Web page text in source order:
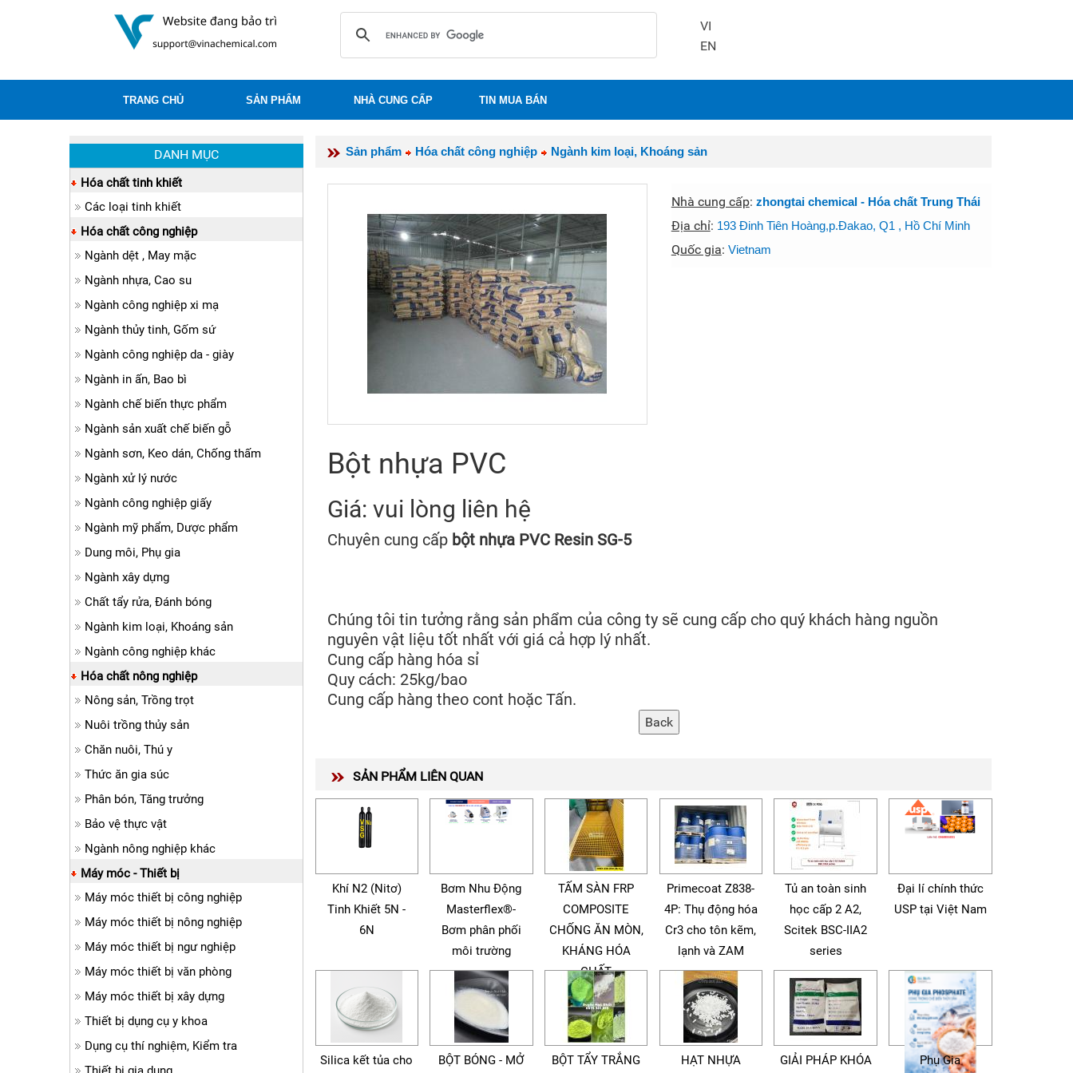
VI
EN
TRANG CHỦ SẢN PHẨM NHÀ CUNG CẤP TIN MUA BÁN
Sản phẩm Hóa chất công nghiệp Ngành kim loại, Khoáng sản
Nhà cung cấp: zhongtai chemical - Hóa chất Trung Thái
Địa chỉ: 193 Đinh Tiên Hoàng,p.Đakao, Q1 , Hồ Chí Minh
Quốc gia: Vietnam
Bột nhựa PVC
Giá: vui lòng liên hệ
Chuyên cung cấp bột nhựa PVC Resin SG-5
Chúng tôi tin tưởng rằng sản phẩm của công ty sẽ cung cấp cho quý khách hàng nguồn
nguyên vật liệu tốt nhất với giá cả hợp lý nhất.
Cung cấp hàng hóa sỉ
Quy cách: 25kg/bao
Cung cấp hàng theo cont hoặc Tấn.
SẢN PHẨM LIÊN QUAN
Khí N2 (Nitơ)
Tinh Khiết 5N -
6N
Bơm Nhu Động
Masterflex®-
Bơm phân phối
môi trường
TẤM SÀN FRP
COMPOSITE
CHỐNG ĂN MÒN,
KHÁNG HÓA
CHẤT
Primecoat Z838-
4P: Thụ động hóa
Cr3 cho tôn kẽm,
lạnh và ZAM
Tủ an toàn sinh
học cấp 2 A2,
Scitek BSC-IIA2
series
Đại lí chính thức
USP tại Việt Nam
Silica kết tủa cho BỘT BÓNG - MỞ BỘT TẨY TRẮNG HẠT NHỰA GIẢI PHÁP KHÓA Phụ Gia
DANH MỤC
Hóa chất tinh khiết
Các loại tinh khiết
Hóa chất công nghiệp
Ngành dệt , May mặc
Ngành nhựa, Cao su
Ngành công nghiệp xi mạ
Ngành thủy tinh, Gốm sứ
Ngành công nghiệp da - giày
Ngành in ấn, Bao bì
Ngành chế biến thực phẩm
Ngành sản xuất chế biến gỗ
Ngành sơn, Keo dán, Chống thấm
Ngành xử lý nước
Ngành công nghiệp giấy
Ngành mỹ phẩm, Dược phẩm
Dung môi, Phụ gia
Ngành xây dựng
Chất tẩy rửa, Đánh bóng
Ngành kim loại, Khoáng sản
Ngành công nghiệp khác
Hóa chất nông nghiệp
Nông sản, Trồng trọt
Nuôi trồng thủy sản
Chăn nuôi, Thú y
Thức ăn gia súc
Phân bón, Tăng trưởng
Bảo vệ thực vật
Ngành nông nghiệp khác
Máy móc - Thiết bị
Máy móc thiết bị công nghiệp
Máy móc thiết bị nông nghiệp
Máy móc thiết bị ngư nghiệp
Máy móc thiết bị văn phòng
Máy móc thiết bị xây dựng
Thiết bị dụng cụ y khoa
Dụng cụ thí nghiệm, Kiểm tra